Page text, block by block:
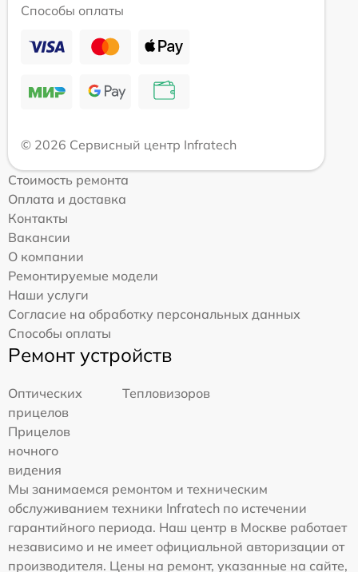
Способы оплаты
© 2026 Сервисный центр Infratech
Стоимость ремонта
Оплата и доставка
Контакты
Вакансии
О компании
Ремонтируемые модели
Наши услуги
Согласие на обработку персональных данных
Способы оплаты
Ремонт устройств
Оптических
прицелов
Тепловизоров
Прицелов
ночного
видения
Мы занимаемся ремонтом и техническим
обслуживанием техники Infratech по истечении
гарантийного периода. Наш центр в Москве работает
независимо и не имеет официальной авторизации от
производителя. Цены на ремонт, указанные на сайте,